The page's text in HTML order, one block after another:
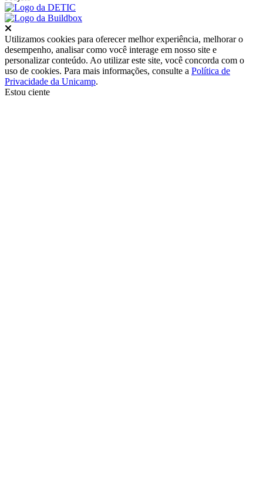
Utilizamos cookies para oferecer melhor experiência, melhorar o
desempenho, analisar como você interage em nosso site e
personalizar conteúdo. Ao utilizar este site, você concorda com o
uso de cookies. Para mais informações, consulte a Política de
Privacidade da Unicamp.
Estou ciente